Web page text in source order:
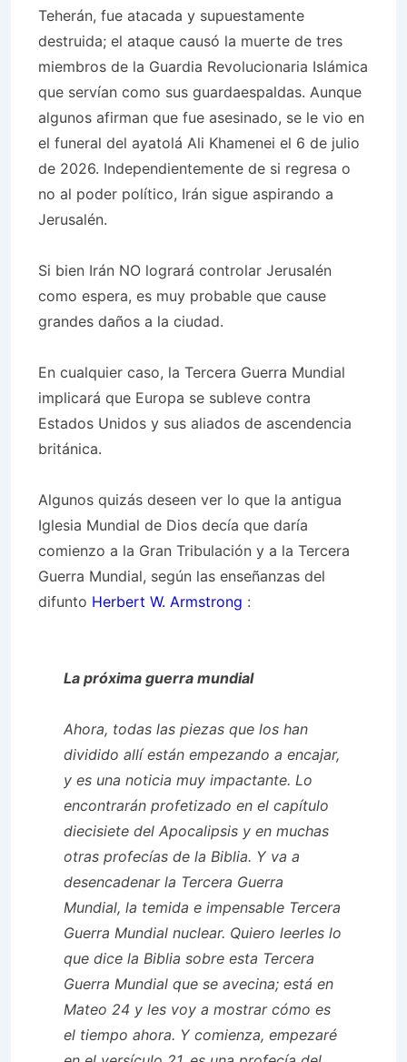
Teherán, fue atacada y supuestamente
destruida; el ataque causó la muerte de tres
miembros de la Guardia Revolucionaria Islámica
que servían como sus guardaespaldas. Aunque
algunos afirman que fue asesinado, se le vio en
el funeral del ayatolá Ali Khamenei el 6 de julio
de 2026. Independientemente de si regresa o
no al poder político, Irán sigue aspirando a
Jerusalén.
Si bien Irán NO logrará controlar Jerusalén
como espera, es muy probable que cause
grandes daños a la ciudad.
En cualquier caso, la Tercera Guerra Mundial
implicará que Europa se subleve contra
Estados Unidos y sus aliados de ascendencia
británica.
Algunos quizás deseen ver lo que la antigua
Iglesia Mundial de Dios decía que daría
comienzo a la Gran Tribulación y a la Tercera
Guerra Mundial, según las enseñanzas del
difunto Herbert W. Armstrong :
La próxima guerra mundial
Ahora, todas las piezas que los han
dividido allí están empezando a encajar,
y es una noticia muy impactante. Lo
encontrarán profetizado en el capítulo
diecisiete del Apocalipsis y en muchas
otras profecías de la Biblia. Y va a
desencadenar la Tercera Guerra
Mundial, la temida e impensable Tercera
Guerra Mundial nuclear. Quiero leerles lo
que dice la Biblia sobre esta Tercera
Guerra Mundial que se avecina; está en
Mateo 24 y les voy a mostrar cómo es
el tiempo ahora. Y comienza, empezaré